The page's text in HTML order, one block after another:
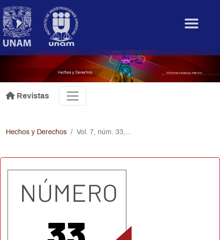
.
Revistas
Hechos y Derechos Vol. 7, núm. 33,...